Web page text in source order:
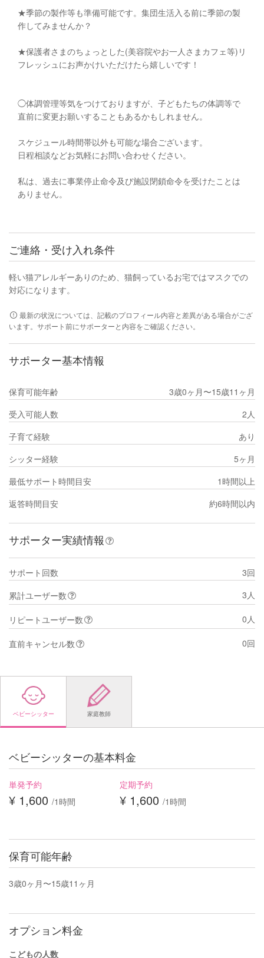
★季節の製作等も準備可能です。集団生活入る前に季節の製
作してみませんか？
★保護者さまのちょっとした(美容院やお一人さまカフェ等)リ
フレッシュにお声かけいただけたら嬉しいです！
◯体調管理等気をつけておりますが、子どもたちの体調等で
直前に変更お願いすることもあるかもしれません。
スケジュール時間帯以外も可能な場合ございます。
日程相談などお気軽にお問い合わせください。
私は、過去に事業停止命令及び施設閉鎖命令を受けたことは
ありません。
ご連絡・受け入れ条件
軽い猫アレルギーありのため、猫飼っているお宅ではマスクでの
対応になります。
最新の状況については、記載のプロフィール内容と差異がある場合がござ
います。サポート前にサポーターと内容をご確認ください。
サポーター基本情報
保育可能年齢
3歳0ヶ月〜15歳11ヶ月
受入可能人数
2人
子育て経験
あり
シッター経験
5ヶ月
最低サポート時間目安
1時間以上
返答時間目安
約6時間以内
サポーター実績情報
サポート回数
3回
累計ユーザー数
3人
リピートユーザー数 0人
直前キャンセル数 0回
ベビーシッター 家庭教師
ベビーシッターの基本料金
単発予約
¥ 1,600 /1時間
定期予約
¥ 1,600 /1時間
保育可能年齢
3歳0ヶ月〜15歳11ヶ月
オプション料金
こどもの人数